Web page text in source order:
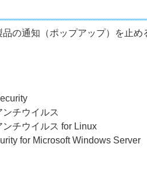
の通知（ポップアップ）を止め
チウイルス
チウイルス for Linux
for Microsoft Windows Server